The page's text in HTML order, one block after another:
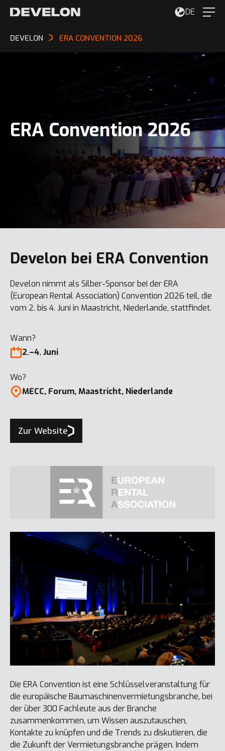
DE
DEVELON ERA CONVENTION 2026
ERA Convention 2026
Develon bei ERA Convention
Develon nimmt als Silber-Sponsor bei der ERA
(European Rental Association) Convention 2026 teil, die
vom 2. bis 4. Juni in Maastricht, Niederlande, stattfindet.
Wann?
2.–4. Juni
Wo?
MECC, Forum, Maastricht, Niederlande
Zur Website
Die ERA Convention ist eine Schlüsselveranstaltung für
die europäische Baumaschinenvermietungsbranche, bei
der über 300 Fachleute aus der Branche
zusammenkommen, um Wissen auszutauschen,
Kontakte zu knüpfen und die Trends zu diskutieren, die
die Zukunft der Vermietungsbranche prägen. Indem